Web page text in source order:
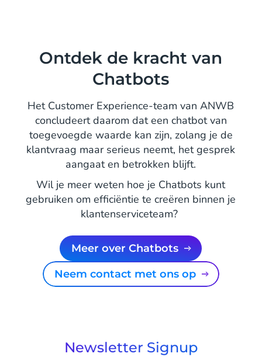
Ontdek de kracht van
Chatbots
Het Customer Experience-team van ANWB
concludeert daarom dat een chatbot van
toegevoegde waarde kan zijn, zolang je de
klantvraag maar serieus neemt, het gesprek
aangaat en betrokken blijft.
Wil je meer weten hoe je Chatbots kunt
gebruiken om efficiëntie te creëren binnen je
klantenserviceteam?
Meer over Chatbots
Neem contact met ons op
Newsletter Signup